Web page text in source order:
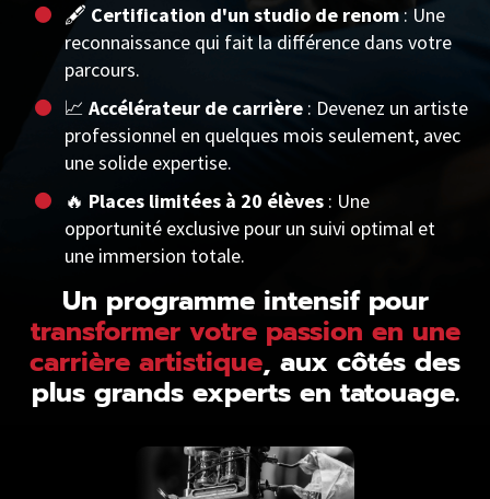
🖋️ Certification d'un studio de renom: Une
reconnaissance qui fait la différence dans votre
parcours.
📈 Accélérateur de carrière: Devenez un artiste
professionnel en quelques mois seulement, avec
une solide expertise.
🔥 Places limitées à 20 élèves: Une
opportunité exclusive pour un suivi optimal et
une immersion totale.
Un programme intensif pour
transformer votre passion en une
carrière artistique, aux côtés des
plus grands experts en tatouage.